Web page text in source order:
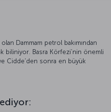
Dammam petrol bakımından
biliniyor. Basra Körfezi’nin önemli
Cidde’den sonra en büyük
kenti olan Dammam
okulda Ortadoğu ve uzak
öğrenim görüyor. Dammam